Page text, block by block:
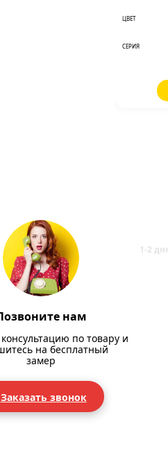
ЦВЕТ
СЕРИЯ
нам
по товару и
на бесплатный
замер
Заказать звонок